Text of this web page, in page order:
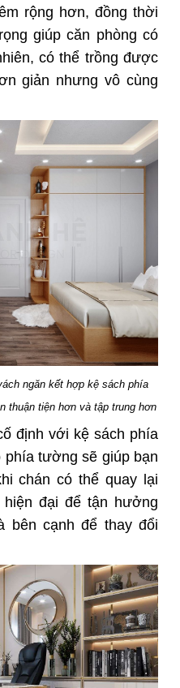
rộng hơn, đồng thời
giúp căn phòng có
có thể trồng được
giản nhưng vô cùng
ngăn kết hợp kệ sách phía
thuận tiện hơn và tập trung hơn
định với kệ sách phía
tường sẽ giúp bạn
chán có thể quay lại
đại để tận hưởng
bên cạnh để thay đổi